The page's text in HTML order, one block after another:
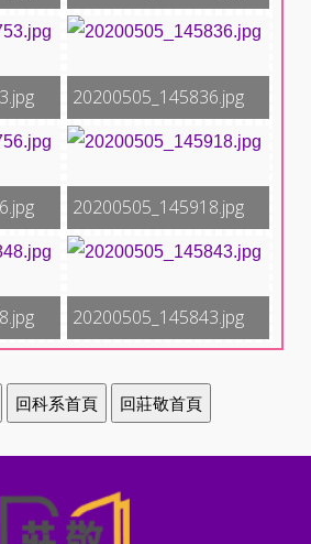
20200505_145836.jpg
20200505_145918.jpg
20200505_145843.jpg